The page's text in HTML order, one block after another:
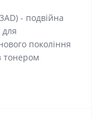
- подвійна
покоління
тонером